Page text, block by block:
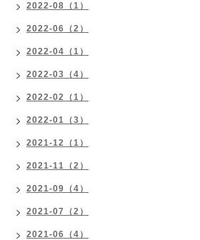
2022-08（1）
2022-06（2）
2022-04（1）
2022-03（4）
2022-02（1）
2022-01（3）
2021-12（1）
2021-11（2）
2021-09（4）
2021-07（2）
2021-06（4）